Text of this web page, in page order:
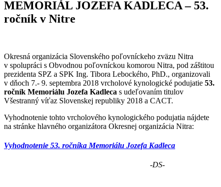
MEMORIÁL JOZEFA KADLECA – 53.
ročník v Nitre
Okresná organizácia Slovenského poľovníckeho zväzu Nitra
v spolupráci s Obvodnou poľovníckou komorou Nitra, pod záštitou
prezidenta SPZ a SPK Ing. Tibora Lebockého, PhD., organizovali
v dňoch 7.- 9. septembra 2018 vrcholové kynologické podujatie 53.
ročník Memoriálu Jozefa Kadleca s udeľovaním titulov
Všestranný víťaz Slovenskej republiky 2018 a CACT.
Vyhodnotenie tohto vrcholového kynologického podujatia nájdete
na stránke hlavného organizátora Okresnej organizácia Nitra:
Vyhodnotenie 53. ročníka Memoriálu Jozefa Kadleca
-DS-